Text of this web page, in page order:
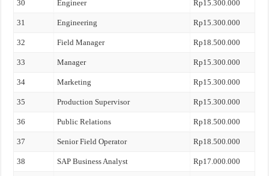
30 Engineer Rp15.300.000
31 Engineering Rp15.300.000
32 Field Manager Rp18.500.000
33 Manager Rp15.300.000
34 Marketing Rp15.300.000
35 Production Supervisor Rp15.300.000
36 Public Relations Rp18.500.000
37 Senior Field Operator Rp18.500.000
38 SAP Business Analyst Rp17.000.000